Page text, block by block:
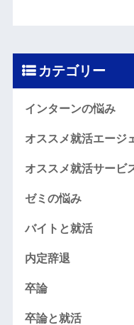
カテゴリー
インターンの悩み
オススメ就活エージ
オススメ就活サービ
ゼミの悩み
バイトと就活
内定辞退
卒論
卒論と就活